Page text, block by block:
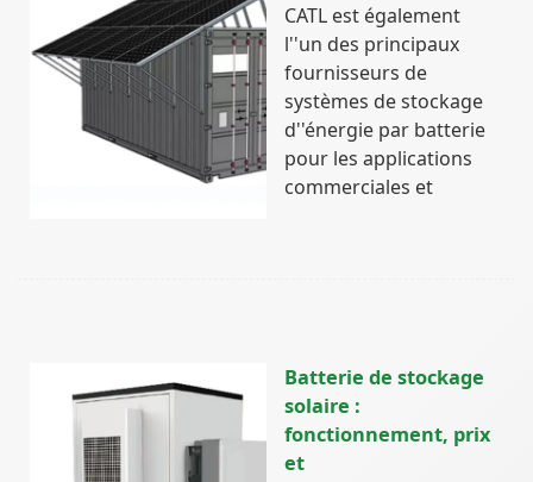
CATL est également
l''un des principaux
fournisseurs de
systèmes de stockage
d''énergie par batterie
pour les applications
commerciales et
Batterie de stockage
solaire :
fonctionnement, prix
et